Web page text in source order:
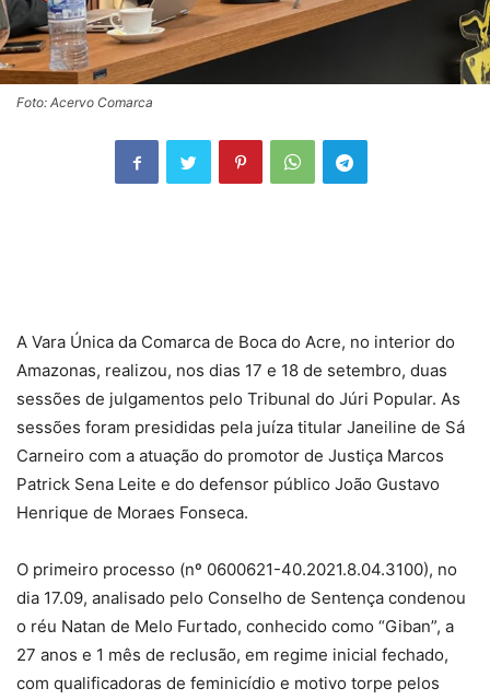
Foto: Acervo Comarca
A Vara Única da Comarca de Boca do Acre, no interior do
Amazonas, realizou, nos dias 17 e 18 de setembro, duas
sessões de julgamentos pelo Tribunal do Júri Popular. As
sessões foram presididas pela juíza titular Janeiline de Sá
Carneiro com a atuação do promotor de Justiça Marcos
Patrick Sena Leite e do defensor público João Gustavo
Henrique de Moraes Fonseca.
O primeiro processo (nº 0600621-40.2021.8.04.3100), no
dia 17.09, analisado pelo Conselho de Sentença condenou
o réu Natan de Melo Furtado, conhecido como “Giban”, a
27 anos e 1 mês de reclusão, em regime inicial fechado,
com qualificadoras de feminicídio e motivo torpe pelos